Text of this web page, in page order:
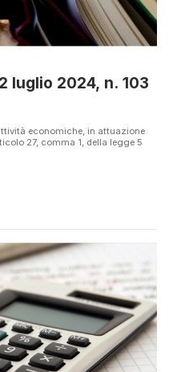
luglio 2024, n. 103
economiche, in attuazione
27, comma 1, della legge 5